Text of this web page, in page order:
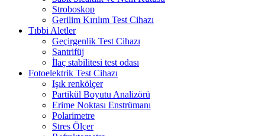
Stroboskop
Gerilim Kırılım Test Cihazı
Tıbbi Aletler
Geçirgenlik Test Cihazı
Santrifüj
İlaç stabilitesi test odası
Fotoelektrik Test Cihazı
Işık renkölçer
Partikül Boyutu Analizörü
Erime Noktası Enstrümanı
Polarimetre
Stres Ölçer